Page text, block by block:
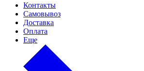
Контакты
Самовывоз
Доставка
Оплата
Еще